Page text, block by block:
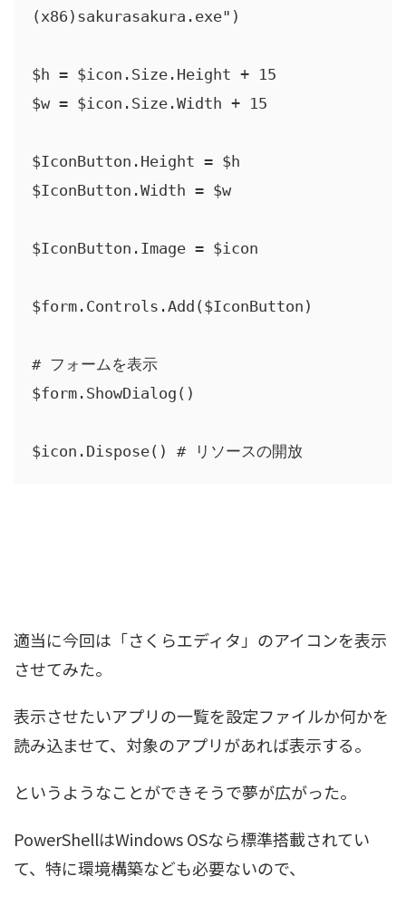
(x86)sakurasakura.exe")
$h = $icon.Size.Height + 15
$w = $icon.Size.Width + 15
$IconButton.Height = $h
$IconButton.Width = $w
$IconButton.Image = $icon
$form.Controls.Add($IconButton)
# フォームを表示
$form.ShowDialog()
$icon.Dispose() # リソースの開放
適当に今回は「さくらエディタ」のアイコンを表示
させてみた。
表示させたいアプリの一覧を設定ファイルか何かを
読み込ませて、対象のアプリがあれば表示する。
というようなことができそうで夢が広がった。
PowerShellはWindows OSなら標準搭載されてい
て、特に環境構築なども必要ないので、